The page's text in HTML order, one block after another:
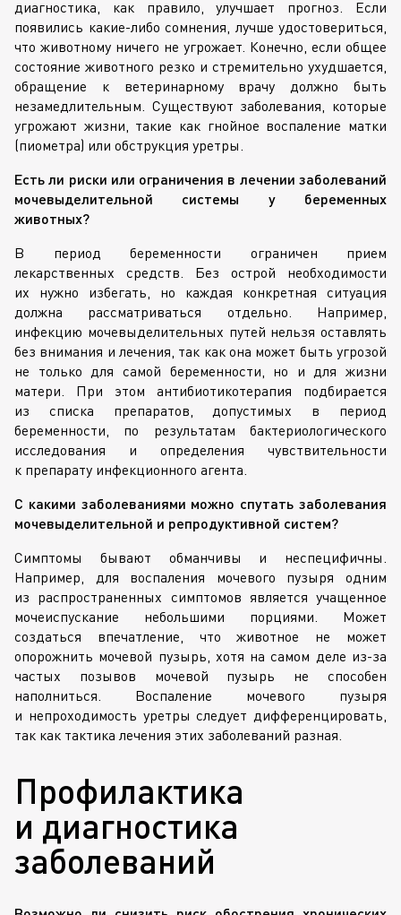
диагностика, как правило, улучшает прогноз. Если
появились какие-либо сомнения, лучше удостовериться,
что животному ничего не угрожает. Конечно, если общее
состояние животного резко и стремительно ухудшается,
обращение к ветеринарному врачу должно быть
незамедлительным. Существуют заболевания, которые
угрожают жизни, такие как гнойное воспаление матки
(пиометра) или обструкция уретры.
Есть ли риски или ограничения в лечении заболеваний
мочевыделительной системы у беременных
животных?
В период беременности ограничен прием
лекарственных средств. Без острой необходимости
их нужно избегать, но каждая конкретная ситуация
должна рассматриваться отдельно. Например,
инфекцию мочевыделительных путей нельзя оставлять
без внимания и лечения, так как она может быть угрозой
не только для самой беременности, но и для жизни
матери. При этом антибиотикотерапия подбирается
из списка препаратов, допустимых в период
беременности, по результатам бактериологического
исследования и определения чувствительности
к препарату инфекционного агента.
С какими заболеваниями можно спутать заболевания
мочевыделительной и репродуктивной систем?
Симптомы бывают обманчивы и неспецифичны.
Например, для воспаления мочевого пузыря одним
из распространенных симптомов является учащенное
мочеиспускание небольшими порциями. Может
создаться впечатление, что животное не может
опорожнить мочевой пузырь, хотя на самом деле из-за
частых позывов мочевой пузырь не способен
наполниться. Воспаление мочевого пузыря
и непроходимость уретры следует дифференцировать,
так как тактика лечения этих заболеваний разная.
Профилактика
и диагностика
заболеваний